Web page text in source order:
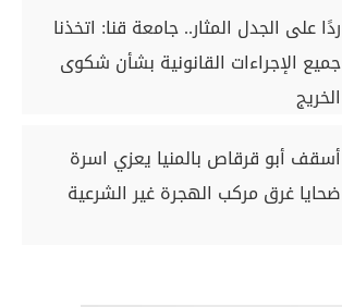
ردًا على الجدل المثار.. جامعة قنا: اتخذنا
جميع الإجراءات القانونية بشأن شكوى
الخريج
أسقف أبو قرقاص بالمنيا يعزي اسرة
ضحايا غرق مركب الهجرة غير الشرعية